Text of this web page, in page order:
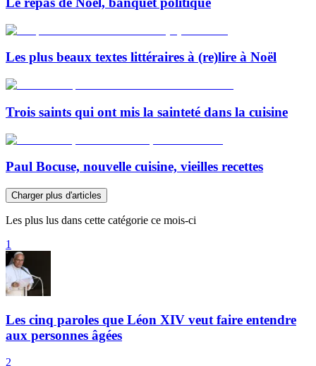
Les plus beaux textes littéraires à (re)lire à Noël
Trois saints qui ont mis la sainteté dans la cuisine
Paul Bocuse, nouvelle cuisine, vieilles recettes
Charger plus d'articles
Les plus lus dans cette catégorie ce mois-ci
1
Les cinq paroles que Léon XIV veut faire entendre
aux personnes âgées
2